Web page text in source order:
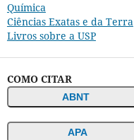
Química
Ciências Exatas e da Terra
Livros sobre a USP
COMO CITAR
ABNT
APA